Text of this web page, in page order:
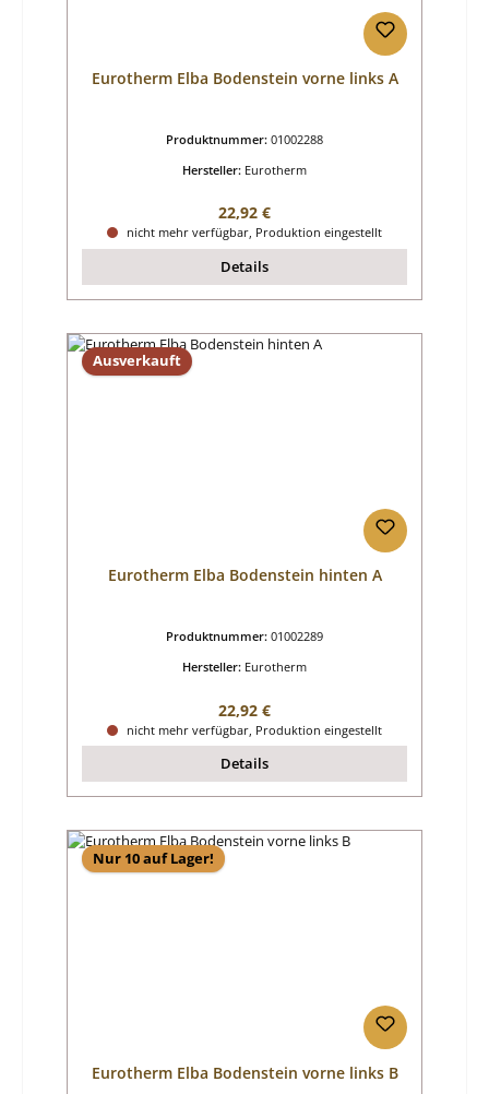
Eurotherm Elba Bodenstein vorne links A
Produktnummer: 01002288
Hersteller: Eurotherm
Regulärer Preis:
22,92 €
nicht mehr verfügbar, Produktion eingestellt
Details
Ausverkauft
Eurotherm Elba Bodenstein hinten A
Produktnummer: 01002289
Hersteller: Eurotherm
Regulärer Preis:
22,92 €
nicht mehr verfügbar, Produktion eingestellt
Details
Nur 10 auf Lager!
Eurotherm Elba Bodenstein vorne links B